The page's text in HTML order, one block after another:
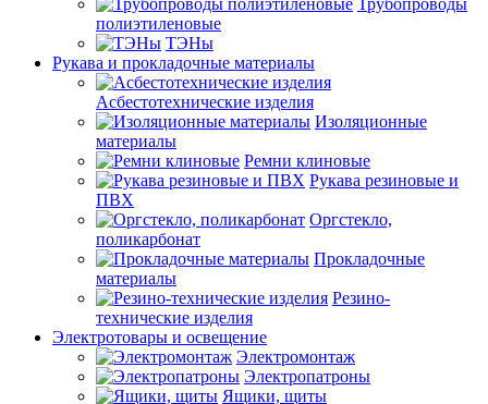
Трубопроводы
полиэтиленовые
ТЭНы
Рукава и прокладочные материалы
Асбестотехнические изделия
Изоляционные
материалы
Ремни клиновые
Рукава резиновые и
ПВХ
Оргстекло,
поликарбонат
Прокладочные
материалы
Резино-
технические изделия
Электротовары и освещение
Электромонтаж
Электропатроны
Ящики, щиты